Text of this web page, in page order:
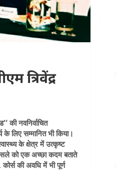
त्रिवेंद्र
की नवनिर्वाचित
के लिए सम्मानित भी किया।
के क्षेत्र में उत्कृष्ट
को एक अच्छा कदम बताते
की अवधि में भी पूर्ण